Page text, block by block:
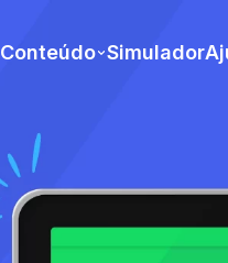
Conteúdo Simulador